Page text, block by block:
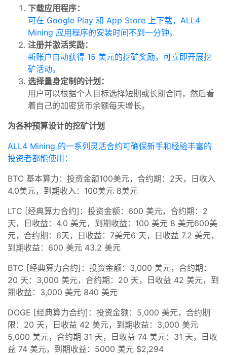
下载应用程序：
可在 Google Play 和 App Store 上下载，ALL4
Mining 应用程序的安装时间不到一分钟。
注册并激活奖励：
新账户自动获得 15 美元的挖矿奖励，可立即开展挖
矿活动。
选择量身定制的计划：
用户可以根据个人目标选择短期或长期合同，然后看
着自己的加密货币余额每天增长。
为各种预算设计的挖矿计划
ALL4 Mining 的一系列灵活合约可确保新手和经验丰富的
投资者都能使用：
BTC 基本算力：投资金额100美元，合约期：2天，日收入
4.0美元，到期收入：100美元 8美元
LTC [经典算力合约]：投资金额：600 美元，合约期：2
天，日收益：4.0 美元，到期收益：100 美元 8 美元600美
元，合约期：6天，日收益：7美元6 天，日收益 7.2 美元，
到期收益：600 美元 43.2 美元
BTC [经典算力合约]：投资金额：3,000 美元，合约期：
20 天：3,000 美元，合约期：20 天，日收益 42 美元，到
期收益：3,000 美元 840 美元
DOGE [经典算力合约]：投资金额：5,000 美元，合约期
限：20 天，日收益 42 美元，到期收益：3,000 美元
5,000 美元，合约期 31 天，日收益 74 美元：31 天，日收
益 74 美元，到期收益：5000 美元 $2,294